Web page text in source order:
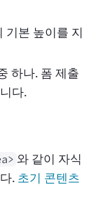
기본 높이를 지
하나. 폼 제출
다.
와 같이 자식
. 초기 콘텐츠